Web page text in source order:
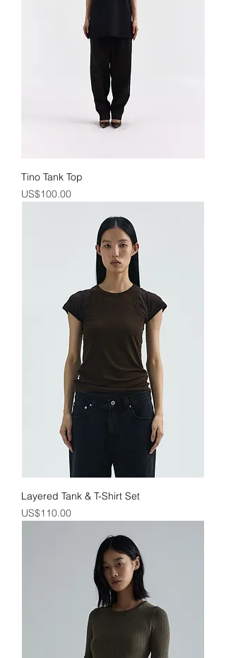
Tino Tank Top
價格
US$100.00
Layered Tank & T-Shirt Set
價格
US$110.00